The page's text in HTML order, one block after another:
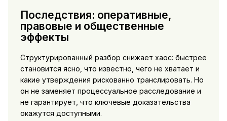
Последствия: оперативные,
правовые и общественные
эффекты
Структурированный разбор снижает хаос: быстрее
становится ясно, что известно, чего не хватает и
какие утверждения рискованно транслировать. Но
он не заменяет процессуальное расследование и
не гарантирует, что ключевые доказательства
окажутся доступными.